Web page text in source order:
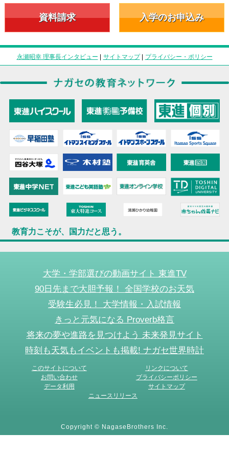
資料請求 入学のお申込み
永瀬昭幸 理事長インタビュー | サイトマップ| プライバシー・ポリシー
教育力こそが、国力だと思う。
大学・学部選びの動画サイト 東進TV
90日先まで大胆予報！ 全国学校のお天気
受験生必見！ 大学情報・入試情報
きっと元気になる Proverb格言
将来の夢や進路を見つけよう 未来発見サイト
時刻も天気もイベントも掲載! ナガセ世界時計
このサイトについて
リンクについて
お問い合わせ
プライバシーポリシー
データ利用
サイトマップ
ニュースリリース
Copyright © NagaseBrothers Inc.